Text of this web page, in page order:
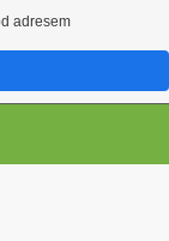
adresem